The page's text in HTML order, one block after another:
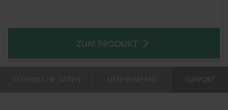
ZUM PRODUKT
SUPPORT